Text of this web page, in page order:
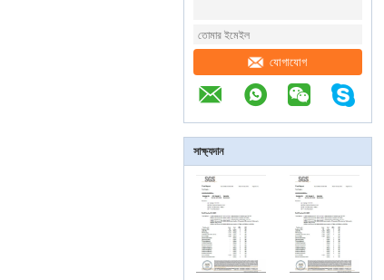
যোগাযোগ
সাক্ষ্যদান